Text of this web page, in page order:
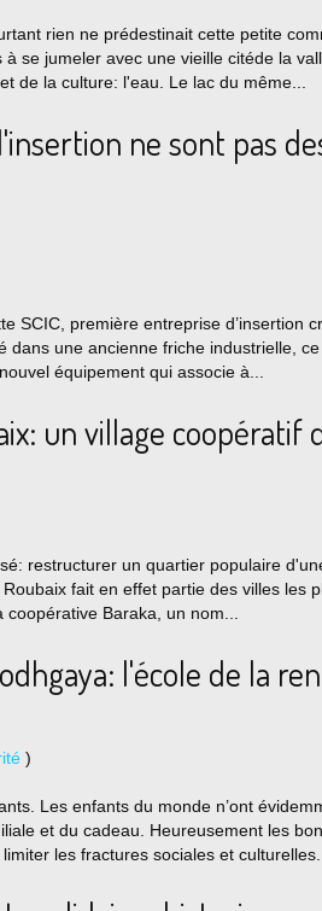
rien ne prédestinait cette petite
se jumeler avec une vieille citéde la
de la culture: l'eau. Le lac du même...
ne sont pas
SCIC, première entreprise d’insertion
dans une ancienne friche industrielle,
équipement qui associe à...
un village coopératif
restructurer un quartier populaire
fait en effet partie des villes les
Baraka, un nom...
l'école de la
)
Les enfants du monde n’ont
et du cadeau. Heureusement les
les fractures sociales et